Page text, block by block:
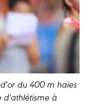
du 400 m haies
d'athlétisme à